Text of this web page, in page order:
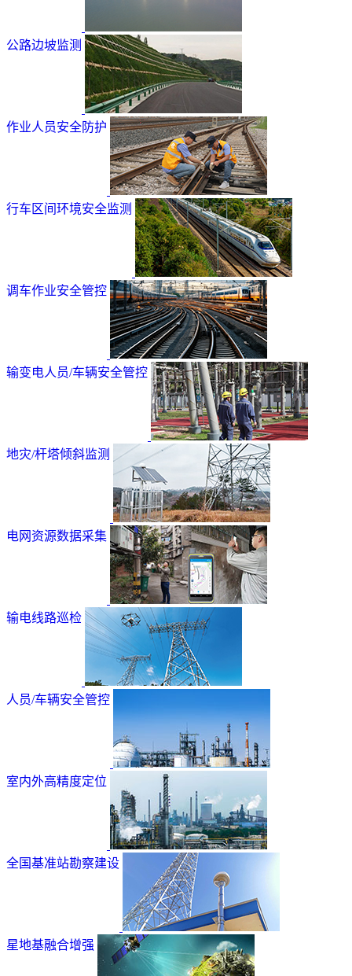
公路边坡监测
作业人员安全防护
行车区间环境安全监测
调车作业安全管控
输变电人员/车辆安全管控
地灾/杆塔倾斜监测
电网资源数据采集
输电线路巡检
人员/车辆安全管控
室内外高精度定位
全国基准站勘察建设
星地基融合增强